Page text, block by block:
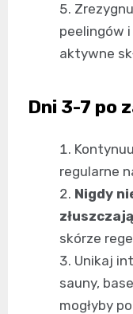
peelingów
aktywne
Dni 3-7 po
regularne
Nigdy
skórze
Unikaj
sauny,
mogłyby